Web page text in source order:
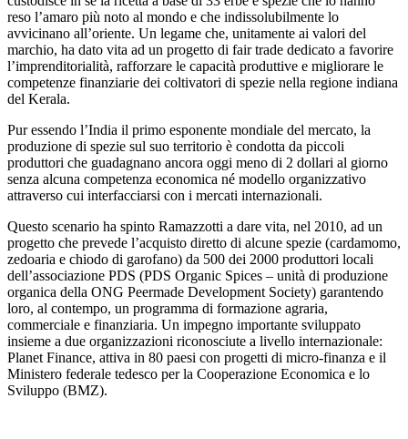
reso l’amaro più noto al mondo e che indissolubilmente lo
avvicinano all’oriente. Un legame che, unitamente ai valori del
marchio, ha dato vita ad un progetto di fair trade dedicato a favorire
l’imprenditorialità, rafforzare le capacità produttive e migliorare le
competenze finanziarie dei coltivatori di spezie nella regione indiana
del Kerala.
Pur essendo l’India il primo esponente mondiale del mercato, la
produzione di spezie sul suo territorio è condotta da piccoli
produttori che guadagnano ancora oggi meno di 2 dollari al giorno
senza alcuna competenza economica né modello organizzativo
attraverso cui interfacciarsi con i mercati internazionali.
Questo scenario ha spinto Ramazzotti a dare vita, nel 2010, ad un
progetto che prevede l’acquisto diretto di alcune spezie (cardamomo,
zedoaria e chiodo di garofano) da 500 dei 2000 produttori locali
dell’associazione PDS (PDS Organic Spices – unità di produzione
organica della ONG Peermade Development Society) garantendo
loro, al contempo, un programma di formazione agraria,
commerciale e finanziaria. Un impegno importante sviluppato
insieme a due organizzazioni riconosciute a livello internazionale:
Planet Finance, attiva in 80 paesi con progetti di micro-finanza e il
Ministero federale tedesco per la Cooperazione Economica e lo
Sviluppo (BMZ).